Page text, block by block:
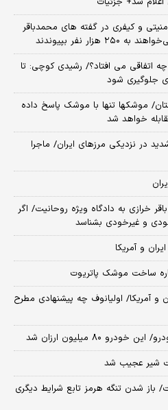
۴ جرم جدی امنیتی و کیفری در گفته های محمدباقر
نفر بپیوندند
اتفاقی می افتاد؟/ رشیدی کوچی: تا
جلوگیری شود
موشکها تنها با موشک پاسخ داده
خواهد شد
در نزدیکی مرز‌های ایران/ ماجرا
خرازی به دادگاه ویژه روحانیت/ اگر
و غیرخودی بشناسد
و آمریکا
ساخت موشک پاتریوت
و آمریکا/ اولیانوف چه پیشنهادی مطرح
۸۰ میلیون ارزان شد
شیر عجیب شد
باز شدن تنگه هرمز تابع شرایط دیگری